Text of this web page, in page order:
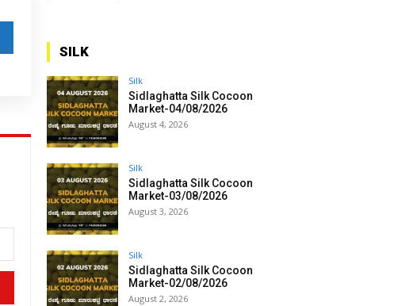
SILK
Silk
Sidlaghatta Silk Cocoon
Market-04/08/2026
August 4, 2026
Silk
Sidlaghatta Silk Cocoon
Market-03/08/2026
August 3, 2026
Silk
Sidlaghatta Silk Cocoon
Market-02/08/2026
August 2, 2026